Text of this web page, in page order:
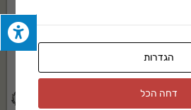
הגדרות
דחה הכל